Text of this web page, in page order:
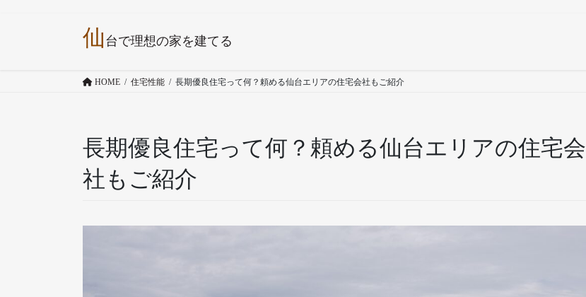
仙 台で理想の家を建てる
HOME 住宅性能 長期優良住宅って何？頼める仙台エリアの住宅会社もご紹介
長期優良住宅って何？頼める仙台エリアの住宅会
社もご紹介